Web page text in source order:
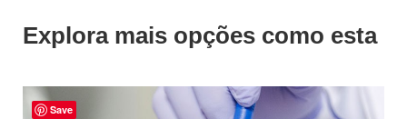
Explora mais opções como esta
Save